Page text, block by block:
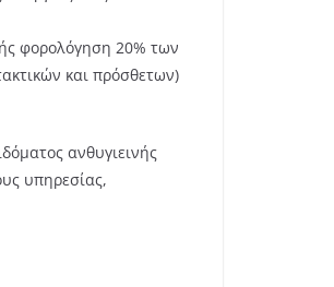
φορολόγηση 20% των
και πρόσθετων)
ανθυγιεινής
υπηρεσίας,